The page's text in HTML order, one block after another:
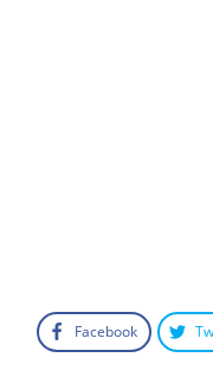
Facebook